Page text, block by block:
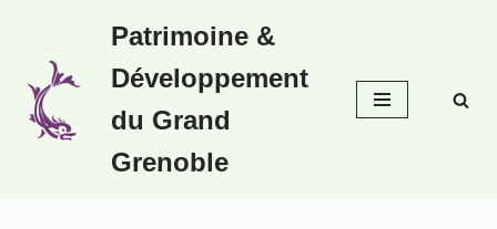
au
contenu
Patrimoine &
Développement
du Grand
Grenoble